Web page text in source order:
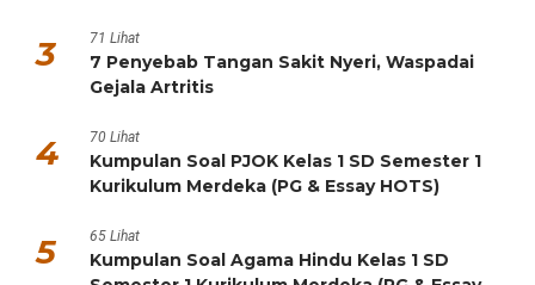
3 71 Lihat
7 Penyebab Tangan Sakit Nyeri, Waspadai
Gejala Artritis
4 70 Lihat
Kumpulan Soal PJOK Kelas 1 SD Semester 1
Kurikulum Merdeka (PG & Essay HOTS)
5 65 Lihat
Kumpulan Soal Agama Hindu Kelas 1 SD